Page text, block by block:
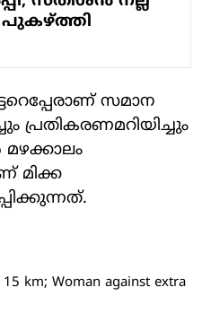
പുകഴ്ത്തി
സമാന
മിക്ക
km; Woman against extra